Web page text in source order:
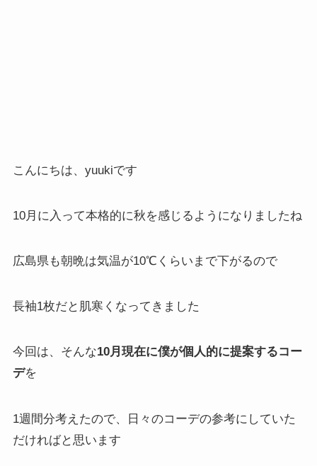
こんにちは、yuukiです
10月に入って本格的に秋を感じるようになりましたね
広島県も朝晩は気温が10℃くらいまで下がるので
長袖1枚だと肌寒くなってきました
今回は、そんな10月現在に僕が個人的に提案するコー
デを
1週間分考えたので、日々のコーデの参考にしていた
だければと思います